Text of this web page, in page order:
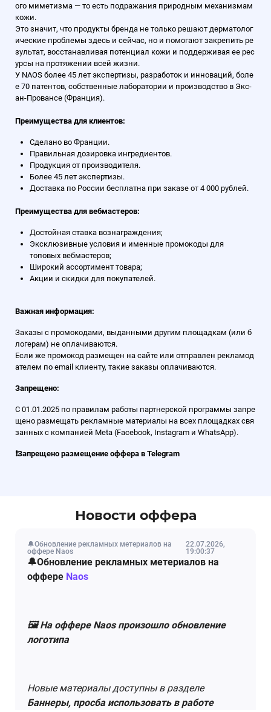
ого миметизма — то есть подражания природным механизмам
кожи.
Это значит, что продукты бренда не только решают дерматолог
ические проблемы здесь и сейчас, но и помогают закрепить ре
зультат, восстанавливая потенциал кожи и поддерживая ее рес
урсы на протяжении всей жизни.
У NAOS более 45 лет экспертизы, разработок и инноваций, боле
е 70 патентов, собственные лаборатории и производство в Экс-
ан-Провансе (Франция).
Преимущества для клиентов:
Сделано во Франции.
Правильная дозировка ингредиентов.
Продукция от производителя.
Более 45 лет экспертизы.
Доставка по России бесплатна при заказе от 4 000 рублей.
Преимущества для вебмастеров:
Достойная ставка вознаграждения;
Эксклюзивные условия и именные промокоды для
топовых вебмастеров;
Широкий ассортимент товара;
Акции и скидки для покупателей.
Важная информация:
Заказы с промокодами, выданными другим площадкам (или б
логерам) не оплачиваются.
Если же промокод размещен на сайте или отправлен рекламод
ателем по email клиенту, такие заказы оплачиваются.
Запрещено:
С 01.01.2025 по правилам работы партнерской программы запре
щено размещать рекламные материалы на всех площадках свя
занных с компанией Meta (Facebook, Instagram и WhatsApp).
❗️Запрещено размещение оффера в Telegram
Новости оффера
🔔Обновление рекламных метериалов на
оффере Naos
22.07.2026,
19:00:37
🔔Обновление рекламных метериалов на
оффере Naos
🖼 На оффере Naos произошло обновление
логотипа
Новые материалы доступны в разделе
Баннеры, просба использовать в работе